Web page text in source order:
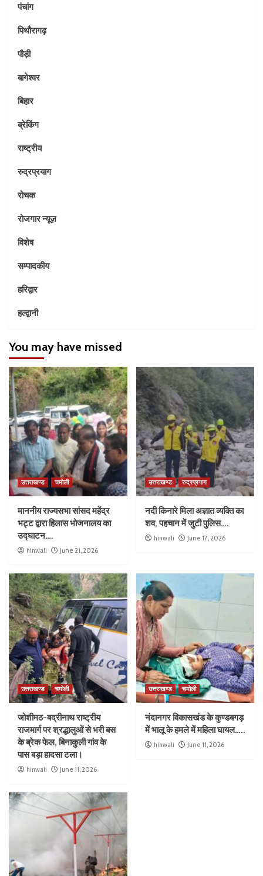
पंचांग
पिथौरागढ़
पौड़ी
बागेश्वर
बिहार
ब्रेकिंग
राष्ट्रीय
रुद्रप्रयाग
रोचक
रोजगार न्यूज़
विशेष
सम्पादकीय
हरिद्वार
हल्द्वानी
You may have missed
उत्तराखण्ड चमोली
माननीय राज्यसभा सांसद महेंद्र
भट्ट द्वारा हिलास भोजनालय का
उद्घाटन….
hinwali June 21, 2026
उत्तराखण्ड रुद्रप्रयाग
नदी किनारे मिला अज्ञात व्यक्ति का
शव, पहचान में जुटी पुलिस….
hinwali June 17, 2026
उत्तराखण्ड चमोली
जोशीमठ-बद्रीनाथ राष्ट्रीय
राजमार्ग पर श्रद्धालुओं से भरी बस
के ब्रेक फेल, बिनाकुली गांव के
पास बड़ा हादसा टला।
hinwali June 11, 2026
उत्तराखण्ड चमोली
नंदानगर विकासखंड के कुण्डबगड़
में भालू के हमले में महिला घायल…..
hinwali June 11, 2026